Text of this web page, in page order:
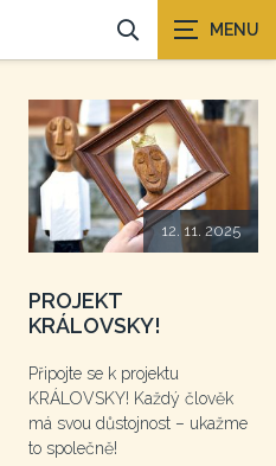
12. 11. 2025
PROJEKT
KRÁLOVSKY!
Připojte se k projektu
KRÁLOVSKY! Každý člověk
má svou důstojnost – ukažme
to společně!